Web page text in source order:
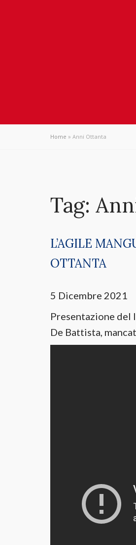
Home » Anni Ottanta
Tag:
L’AGILE
OTTANTA
5 Dicembre 2021
Presentazione del
De Battista,